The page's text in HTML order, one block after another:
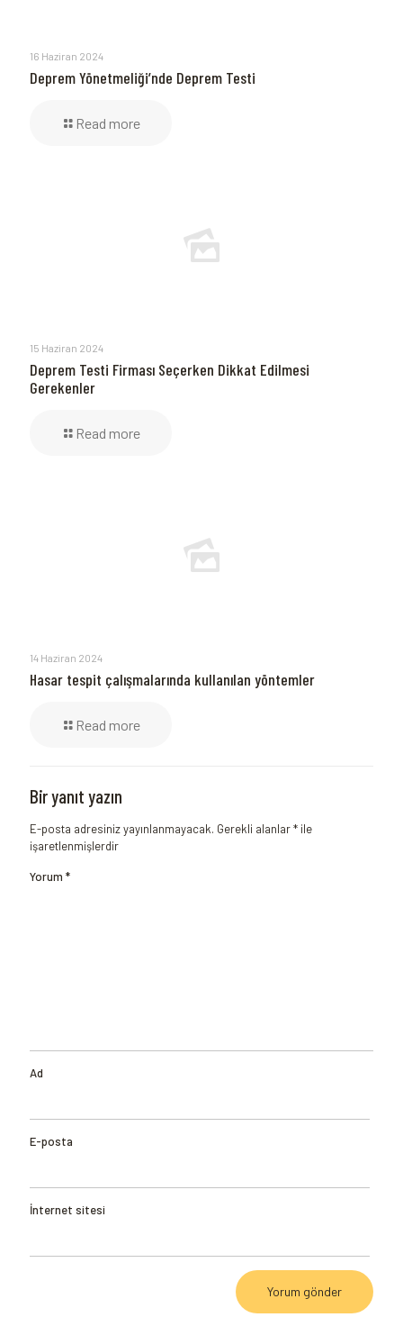
16 Haziran 2024
Deprem Yönetmeliği’nde Deprem Testi
Read more
15 Haziran 2024
Deprem Testi Firması Seçerken Dikkat Edilmesi
Gerekenler
Read more
14 Haziran 2024
Hasar tespit çalışmalarında kullanılan yöntemler
Read more
Bir yanıt yazın
E-posta adresiniz yayınlanmayacak. Gerekli alanlar* ile
işaretlenmişlerdir
Yorum *
Ad
E-posta
İnternet sitesi